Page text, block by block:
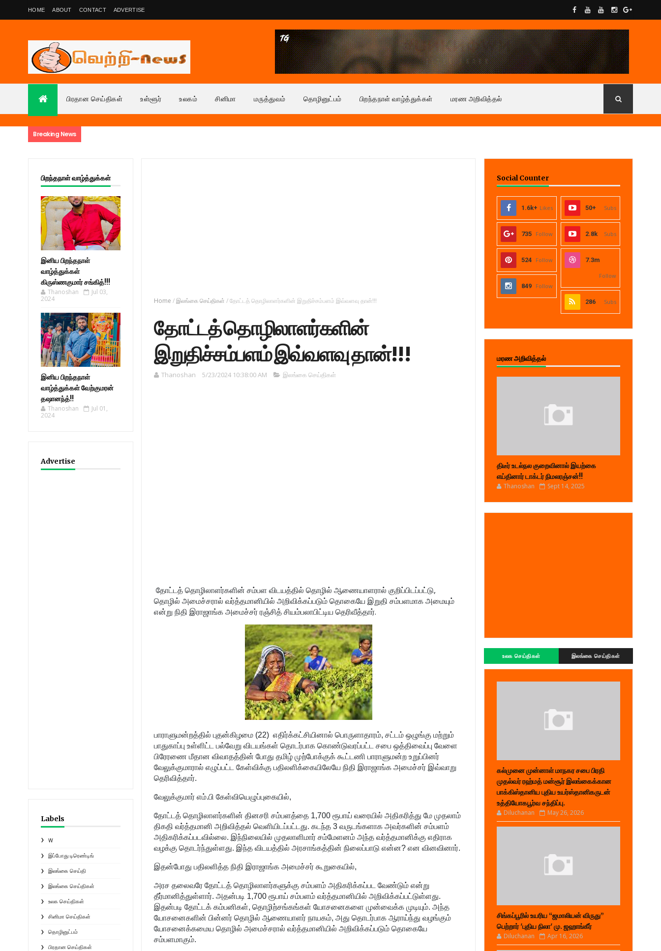
HOME ABOUT CONTACT ADVERTISE
பிரதான செய்திகள் உள்ளூர் உலகம் சினிமா மருத்துவம் தொழினுட்பம் பிறந்தநாள் வாழ்த்துக்கள் மரண அறிவித்தல்
Breaking News
பிறந்தநாள் வாழ்த்துக்கள்
இனிய பிறந்தநாள்
வாழ்த்துக்கள்
கிருஸ்ணகுமார் சங்கித்!!!
Thanoshan
Jul 03,
2024
இனிய பிறந்தநாள்
வாழ்த்துக்கள் வேற்குமரன்
தஷானந்த்!!
Thanoshan
Jul 01,
2024
Advertise
Labels
W
இப்போது டிரெண்டிங்
இலங்கை செய்தி
இலங்கை செய்திகள்
உலக செய்திகள்
சினிமா செய்திகள்
தொழினுட்பம்
பிரதான செய்திகள்
Home /இலங்கை செய்திகள் /தோட்டத் தொழிலாளர்களின் இறுதிச்சம்பளம் இவ்வளவு தான்!!!
தோட்டத் தொழிலாளர்களின்
இறுதிச்சம்பளம் இவ்வளவு தான்!!!
Thanoshan 5/23/2024 10:38:00 AM இலங்கை செய்திகள்
தோட்டத் தொழிலாளர்களின் சம்பள விடயத்தில் தொழில் ஆணையாளரால் குறிப்பிடப்பட்டு,
தொழில் அமைச்சரால் வர்த்தமானியில் அறிவிக்கப்படும் தொகையே இறுதி சம்பளமாக அமையும்
என்று நிதி இராஜாங்க அமைச்சர் ரஞ்சித் சியம்பலாபிட்டிய தெரிவீத்தார்.
பாராளுமன்றத்தில் புதன்கிழமை (22) எதிர்க்கட்சியினால் பொருளாதாரம், சட்டம் ஒழுங்கு மற்றும்
பாதுகாப்பு உள்ளிட்ட பல்வேறு விடயங்கள் தொடர்பாக கொண்டுவரப்பட்ட சபை ஒத்திவைப்பு வேளை
பிரேரணை மீதான விவாதத்தின் போது தமிழ் முற்போக்குக் கூட்டணி பாராளுமன்ற உறுப்பினர்
வேலுக்குமாரால் எழுப்பட்ட கேள்விக்கு பதிலளிக்கையிலேயே நிதி இராஜாங்க அமைச்சர் இவ்வாறு
தெரிவித்தார்.
வேலுக்குமார் எம்.பி கேள்வியெழுப்புகையில்,
தோட்டத் தொழிலாளர்களின் தினசரி சம்பளத்தை 1,700 ரூபாய் வரையில் அதிகரித்து மே முதலாம்
திகதி வர்த்தமானி அறிவித்தல் வெளியிடப்பட்டது. கடந்த 3 வருடங்களாக அவர்களின் சம்பளம்
அதிகரிக்கப்படவில்லை. இந்நிலையில் முதலாளிமார் சம்மேளனம் அந்த வர்த்தமானிக்கு எதிராக
வழக்கு தொடர்ந்துள்ளது. இந்த விடயத்தில் அரசாங்கத்தின் நிலைப்பாடு என்ன? என வினவினார்.
இதன்போது பதிலளித்த நிதி இராஜாங்க அமைச்சர் கூறுகையில்,
அரச தலைவரே தோட்டத் தொழிலாளர்களுக்கு சம்பளம் அதிகரிக்கப்பட வேண்டும் என்று
தீர்மானித்துள்ளார். அதன்படி 1,700 ரூபாய் சம்பளம் வர்த்தமானியில் அறிவிக்கப்பட்டுள்ளது.
இதன்படி தோட்டக் கம்பனிகள், தொழிற்சங்கங்கள் யோசனைகளை முன்வைக்க முடியும். அந்த
யோசனைகளின் பின்னர் தொழில் ஆணையாளர் நாயகம், அது தொடர்பாக ஆராய்ந்து வழங்கும்
யோசனைக்கமைய தொழில் அமைச்சரால் வர்த்தமானியில் அறிவிக்கப்படும் தொகையே
சம்பளமாகும்.
Social Counter
1.6k+ Likes 50+ Subs
735 Follow 2.8k Subs
524 Follow 7.3m
Follow
849 Follow
286 Subs
மரண அறிவித்தல்
திடீர் உடல்நல குறைவினால் இயற்கை
எய்தினார் டாக்டர் நிமலரஞ்சன்!!
Thanoshan Sept 14, 2025
உலக செய்திகள் இலங்கை செய்திகள்
கல்முனை முன்னாள் மாநகர சபை பிரதி
முதல்வர் ரஹ்மத் மன்சூர் இலங்கைக்கான
பாக்கிஸ்தானிய புதிய உயர்ஸ்தானிகருடன்
உத்தியோகபூர்வ சந்திப்பு.
Diluchanan May 26, 2026
சிங்கப்பூரில் உயரிய “ஜமாலியன் விருது”
பெற்றார் 'புதிய நிலா' மு. ஜஹாங்கீர்
Diluchanan Apr 16, 2026